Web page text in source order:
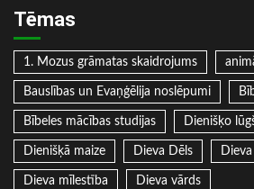
Tēmas
1. Mozus grāmatas skaidrojums
Bauslības un Evaņģēlija noslēpumi
Bībeles mācības studijas Dienišķo
Dienišķā maize Dieva Dēls
Dieva mīlestība Dieva vārds